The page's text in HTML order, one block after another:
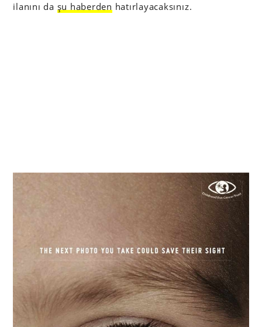
ilanını da şu haberden hatırlayacaksınız.